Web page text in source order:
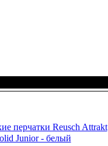
перчатки Reusch Attrakt
Junior - белый